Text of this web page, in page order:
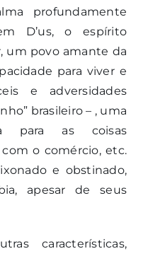
profundamente
D’us, o espírito
um povo amante da
para viver e
e adversidades
brasileiro – , uma
para as coisas
com o comércio, etc.
e obstinado,
apesar de seus
características,